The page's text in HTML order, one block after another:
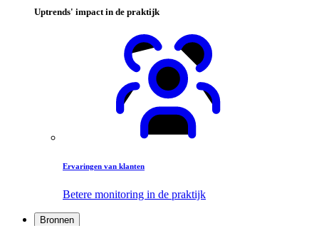
Uptrends' impact in de praktijk
Ervaringen van klanten
Betere monitoring in de praktijk
Bronnen